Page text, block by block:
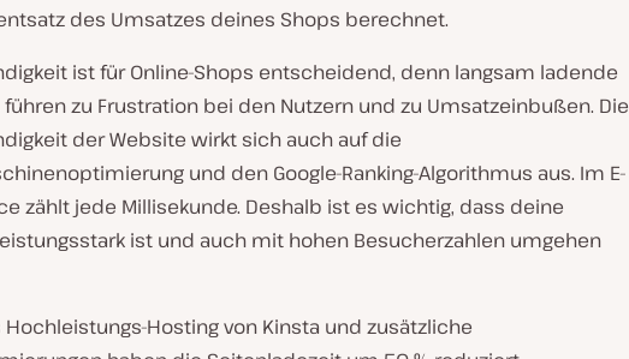
des Umsatzes deines Shops berechnet.
ist für Online-Shops entscheidend, denn langsam ladende
zu Frustration bei den Nutzern und zu Umsatzeinbußen. Die
der Website wirkt sich auch auf die
und den Google-Ranking-Algorithmus aus. Im E-
zählt jede Millisekunde. Deshalb ist es wichtig, dass deine
ist und auch mit hohen Besucherzahlen umgehen
Hochleistungs-Hosting von Kinsta und zusätzliche